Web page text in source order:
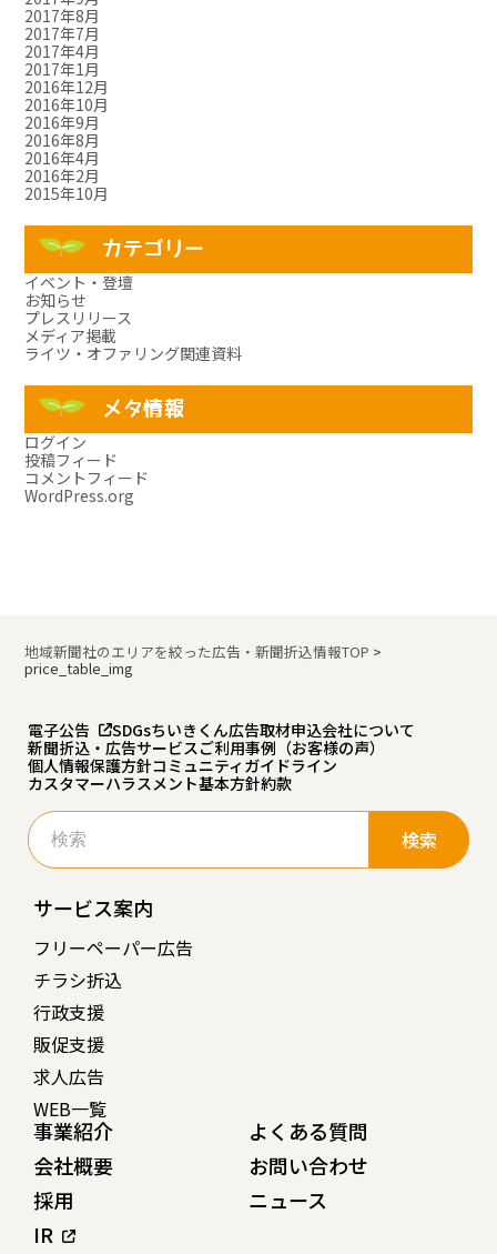
2017年8月
2017年7月
2017年4月
2017年1月
2016年12月
2016年10月
2016年9月
2016年8月
2016年4月
2016年2月
2015年10月
カテゴリー
イベント・登壇
お知らせ
プレスリリース
メディア掲載
ライツ・オファリング関連資料
メタ情報
ログイン
投稿フィード
コメントフィード
WordPress.org
地域新聞社のエリアを絞った広告・新聞折込情報TOP >
price_table_img
電子公告 SDGsちいきくん広告取材申込会社について
新聞折込・広告サービスご利用事例（お客様の声）
個人情報保護方針コミュニティガイドライン
カスタマーハラスメント基本方針約款
検
索:
サービス案内
フリーペーパー広告
チラシ折込
行政支援
販促支援
求人広告
WEB一覧
事業紹介
会社概要
採用
IR
よくある質問
お問い合わせ
ニュース